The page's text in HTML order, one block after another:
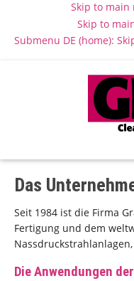
Skip to main
Skip to
Submenu DE (home):
Das
Seit 1984 ist die Firma
Fertigung und dem
Die Anwendungen